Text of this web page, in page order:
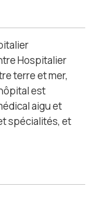
Hospitalier
terre et mer,
est
aigu et
spécialités, et